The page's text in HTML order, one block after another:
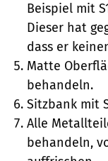
Beispiel mit
Dieser hat
dass er
Matte
behandeln.
Sitzbank mit
Alle
behandeln,